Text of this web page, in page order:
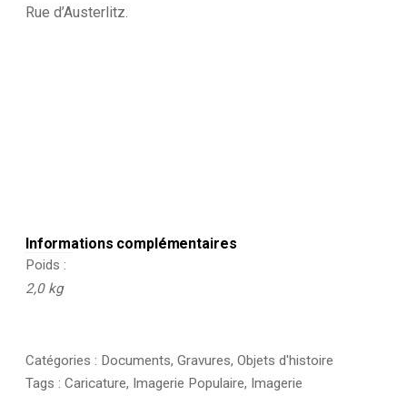
Rue d’Austerlitz.
Informations complémentaires
Poids
2,0 kg
Catégories : Documents, Gravures, Objets d'histoire
Tags : Caricature, Imagerie Populaire, Imagerie